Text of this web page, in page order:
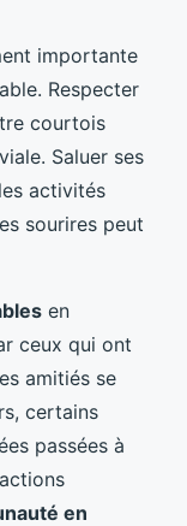
importante
Respecter
courtois
Saluer ses
activités
sourires peut
en
ceux qui ont
amitiés se
certains
passées à
en